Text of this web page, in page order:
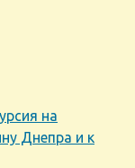
на
Днепра и к